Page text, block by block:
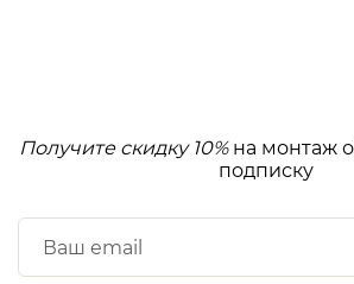
Получите скидку 10%на монтаж
подписку